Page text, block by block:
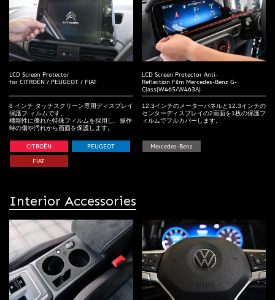
LCD Screen Protector
for CITROËN / PEUGEOT / FIAT
8 インチ タッチスクリーン専用ディスプレイ
保護フ ィルムです。
機能性に優れた特殊フィルムを採用し、操作
時の傷や汚れから画面を保護します。
CITROËN PEUGEOT
FIAT
LCD Screen Protector Anti-
Reflection Film Mercedes-Benz G-
Class(W465/W463A)
12.3インチのメーターパネルと12.3インチの
センターディスプレイの2画面を1枚の保護フ
ィルムでフルカバーします。
Mercedes-Benz
Interior Accessories